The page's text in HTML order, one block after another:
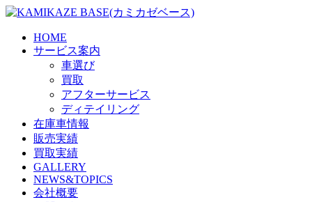
Skip
content
HOME
サービス案内
車選び
買取
アフターサービス
ディテイリング
在庫車情報
販売実績
買取実績
GALLERY
NEWS&TOPICS
会社概要